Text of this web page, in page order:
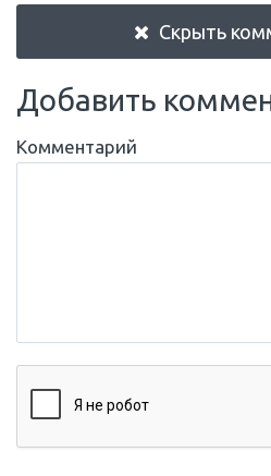
Скрыть
Добавить
Комментарий